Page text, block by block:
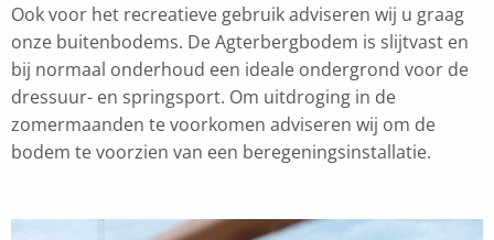
Ook voor het recreatieve gebruik adviseren wij u graag
onze buitenbodems. De Agterbergbodem is slijtvast en
bij normaal onderhoud een ideale ondergrond voor de
dressuur- en springsport. Om uitdroging in de
zomermaanden te voorkomen adviseren wij om de
bodem te voorzien van een beregeningsinstallatie.